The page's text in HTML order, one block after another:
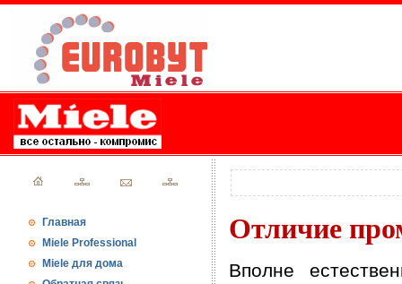
Главная
Miele Professional
Miele для дома
Отличие
Вполне